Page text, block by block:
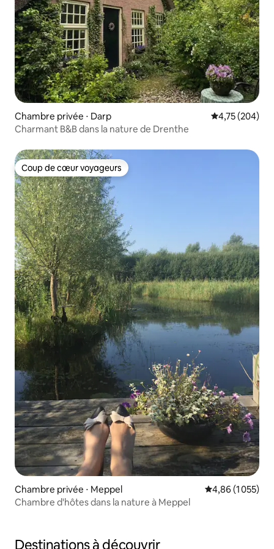
Chambre privée ⋅ Darp Évaluation
4,75 (204)
Charmant B&B dans la nature de Drenthe
Coup de cœur voyageurs
Coup de cœur voyageurs
Chambre privée ⋅ Meppel Évaluation
4,86 (1 055)
Chambre d'hôtes dans la nature à Meppel
Destinations à découvrir